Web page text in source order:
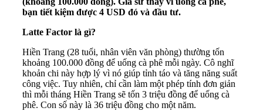
bạn tiết kiệm được 4 USD đó và đầu tư.
Latte Factor là gì?
Hiền Trang (28 tuổi, nhân viên văn phòng) thường tốn
khoảng 100.000 đồng để uống cà phê mỗi ngày. Cô nghĩ
khoản chi này hợp lý vì nó giúp tỉnh táo và tăng năng suất
công việc. Tuy nhiên, chỉ cần làm một phép tính đơn giản
thì mỗi tháng Hiền Trang sẽ tốn 3 triệu đồng để uống cà
phê. Con số này là 36 triệu đồng cho một năm.